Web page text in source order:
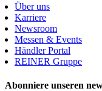
Über uns
Karriere
Newsroom
Messen & Events
Händler Portal
REINER Gruppe
Abonniere unseren